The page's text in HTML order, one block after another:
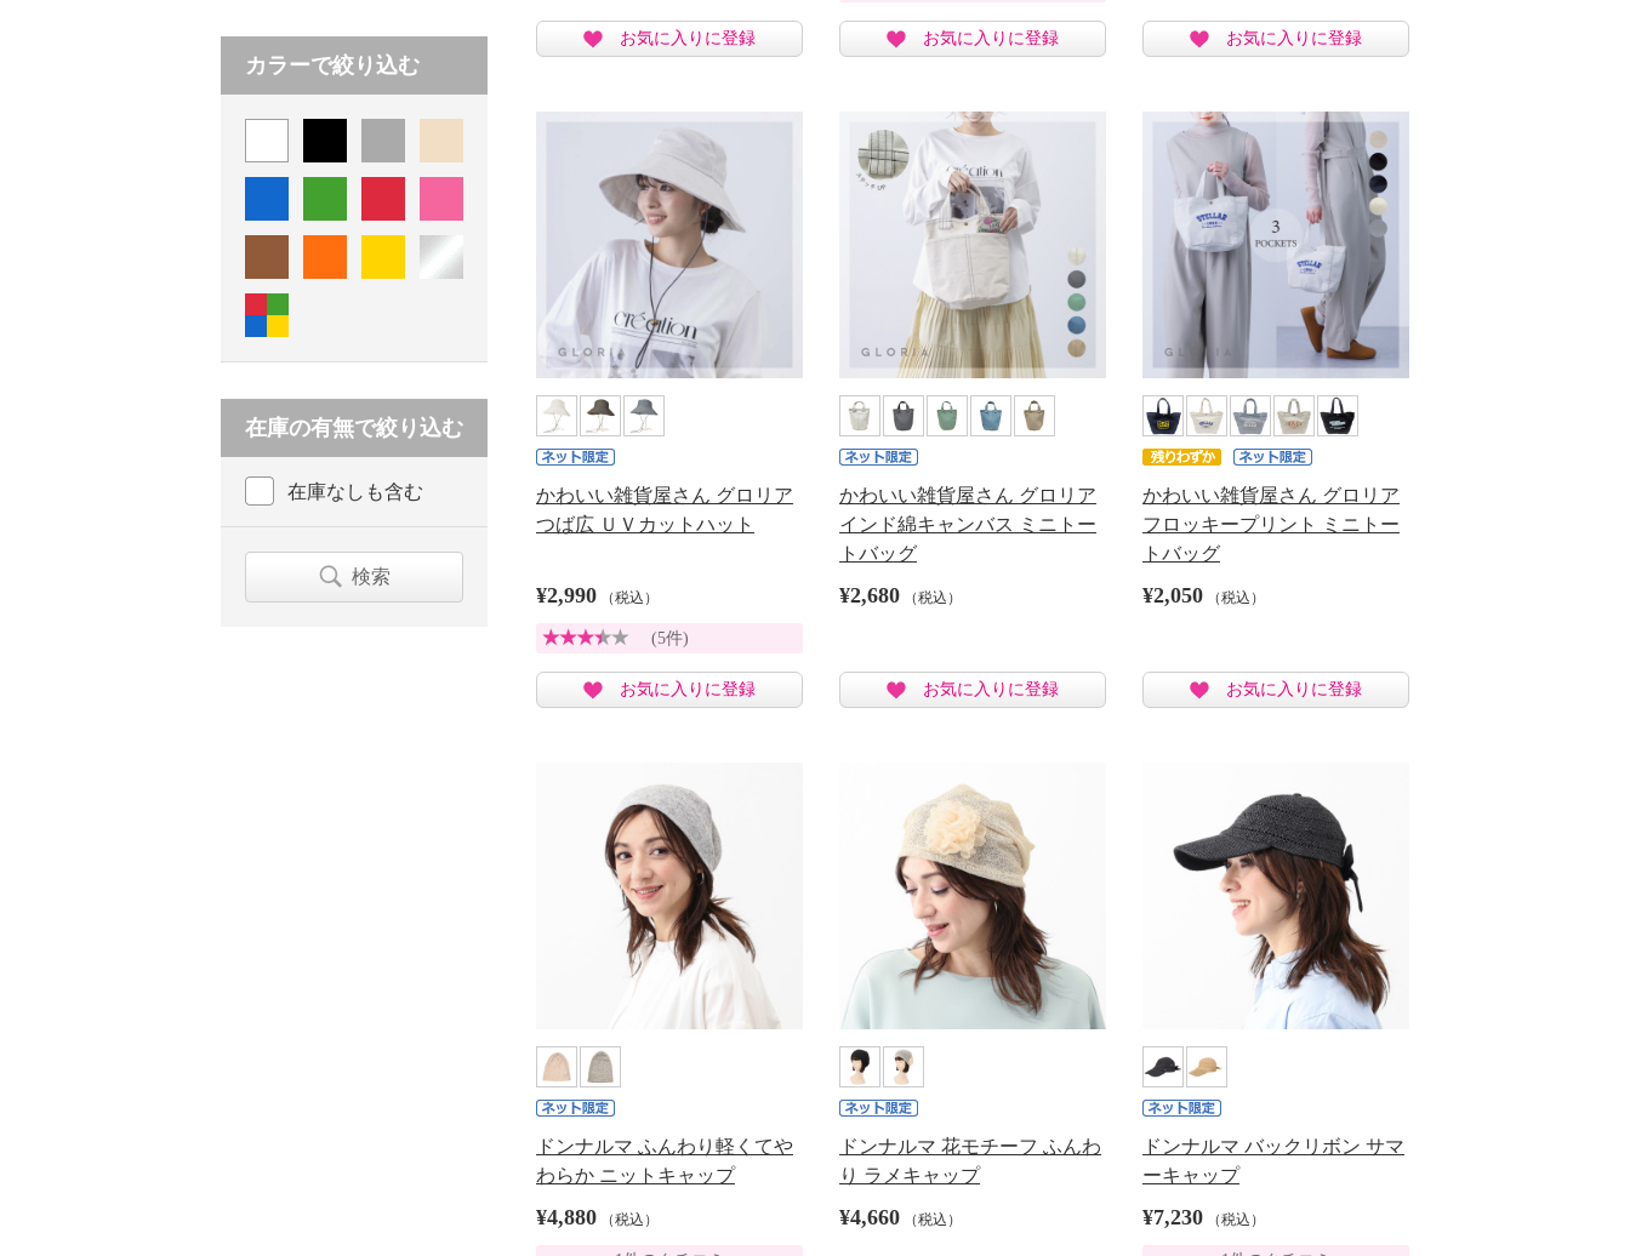
お気に入りに登録 お気に入りに登録 お気に入りに登録
かわいい雑貨屋さん グロリア
つば広 ＵＶカットハット
¥2,990 （税込）
(5件)
お気に入りに登録
かわいい雑貨屋さん グロリア
インド綿キャンバス ミニトー
トバッグ
¥2,680 （税込）
お気に入りに登録
かわいい雑貨屋さん グロリア
フロッキープリント ミニトー
トバッグ
¥2,050 （税込）
お気に入りに登録
ドンナルマ ふんわり軽くてや
わらか ニットキャップ
¥4,880 （税込）
ドンナルマ 花モチーフ ふんわ
り ラメキャップ
¥4,660 （税込）
ドンナルマ バックリボン サマ
ーキャップ
¥7,230 （税込）
カラーで絞り込む
在庫の有無で絞り込む
在庫なしも含む
検索